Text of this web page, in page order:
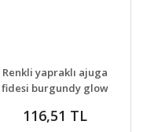
Renkli yapraklı ajuga
fidesi burgundy glow
116,51 TL